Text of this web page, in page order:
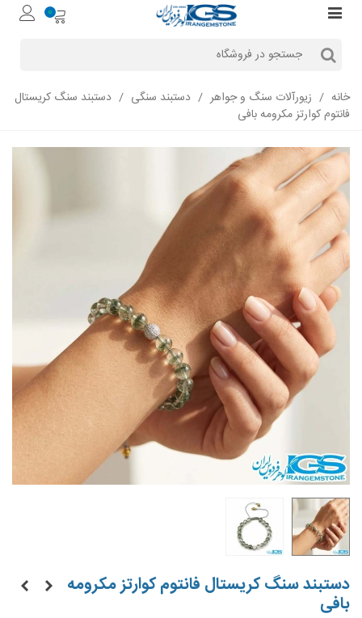
0
خانه / زیورآلات سنگ و جواهر / دستبند سنگی / دستبند سنگ کریستال
فانتوم کوارتز مکرومه بافی
دستبند سنگ کریستال فانتوم کوارتز مکرومه
بافی